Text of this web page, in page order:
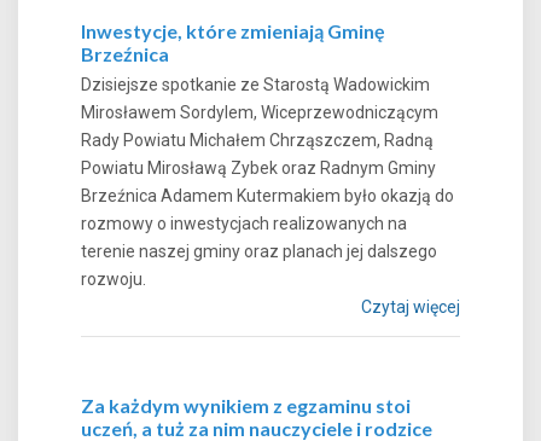
Inwestycje, które zmieniają Gminę
Brzeźnica
Dzisiejsze spotkanie ze Starostą Wadowickim
Mirosławem Sordylem, Wiceprzewodniczącym
Rady Powiatu Michałem Chrząszczem, Radną
Powiatu Mirosławą Zybek oraz Radnym Gminy
Brzeźnica Adamem Kutermakiem było okazją do
rozmowy o inwestycjach realizowanych na
terenie naszej gminy oraz planach jej dalszego
rozwoju.
Czytaj więcej
Za każdym wynikiem z egzaminu stoi
uczeń, a tuż za nim nauczyciele i rodzice